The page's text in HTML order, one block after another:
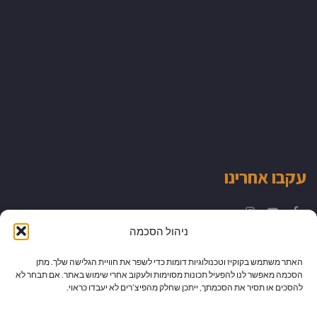
ניהול הסכמה
האתר משתמש בקוקיז וטכנולוגיות דומות כדי לשפר את חוויית הגלישה שלך. מתן
הסכמה מאפשר לנו להפעיל תכונות מסוימות ולעקוב אחרי שימוש באתר. אם תבחר לא
להסכים או תסיר את הסכמתך, ייתכן שחלק מהפיצ’רים לא יעבדו כראוי.
עקבו אחרינו